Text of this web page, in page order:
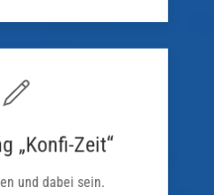
„Konfi-Zeit“
und dabei sein.